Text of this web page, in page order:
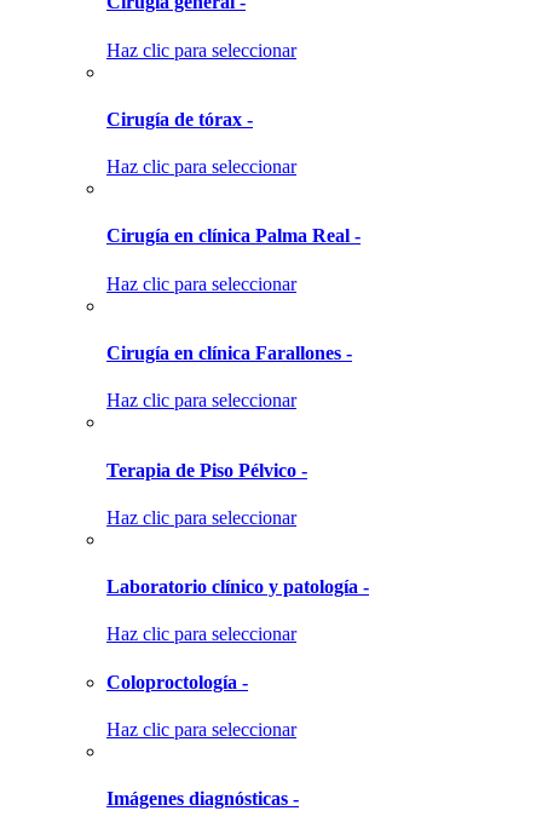
Haz clic para seleccionar
Cirugía de tórax -
Haz clic para seleccionar
Cirugía en clínica Palma Real -
Haz clic para seleccionar
Cirugía en clínica Farallones -
Haz clic para seleccionar
Terapia de Piso Pélvico -
Haz clic para seleccionar
Laboratorio clínico y patología -
Haz clic para seleccionar
Coloproctología -
Haz clic para seleccionar
Imágenes diagnósticas -